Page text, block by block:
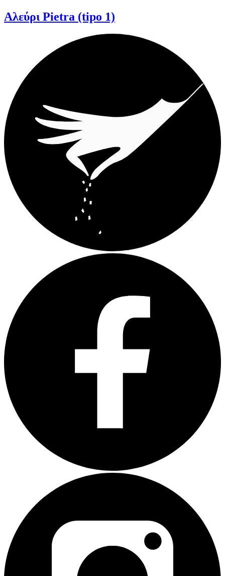
Αλεύρι Pietra (tipo 1)